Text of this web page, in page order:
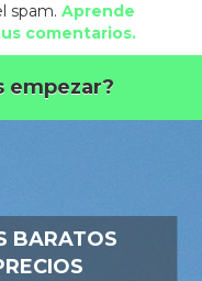
spam. Aprende
comentarios.
empezar?
BARATOS